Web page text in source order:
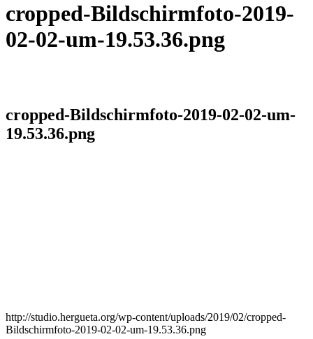
cropped-Bildschirmfoto-2019-
02-02-um-19.53.36.png
cropped-Bildschirmfoto-2019-02-02-um-
19.53.36.png
http://studio.hergueta.org/wp-content/uploads/2019/02/cropped-
Bildschirmfoto-2019-02-02-um-19.53.36.png